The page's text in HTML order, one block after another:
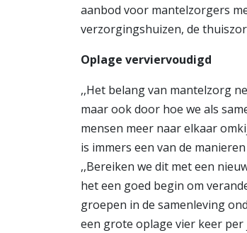
aanbod voor mantelzorgers
verzorgingshuizen, de
Oplage verviervoudigd
,,Het belang van mantelzorg
maar ook door hoe we als
mensen meer naar elkaar
is immers een van de
,,Bereiken we dit met een
het een goed begin om
groepen in de samenleving
een grote oplage vier keer